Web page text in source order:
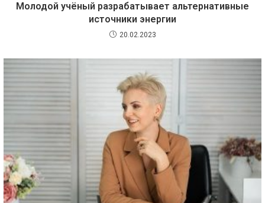
Молодой учёный разрабатывает альтернативные
источники энергии
20.02.2023